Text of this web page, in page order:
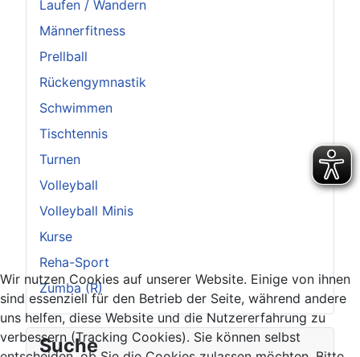
Laufen / Wandern
Männerfitness
Prellball
Rückengymnastik
Schwimmen
Tischtennis
Turnen
Volleyball
Volleyball Minis
Kurse
Reha-Sport
Zumba (R)
Suche
Wir nutzen Cookies auf unserer Website. Einige von ihnen
sind essenziell für den Betrieb der Seite, während andere
uns helfen, diese Website und die Nutzererfahrung zu
verbessern (Tracking Cookies). Sie können selbst